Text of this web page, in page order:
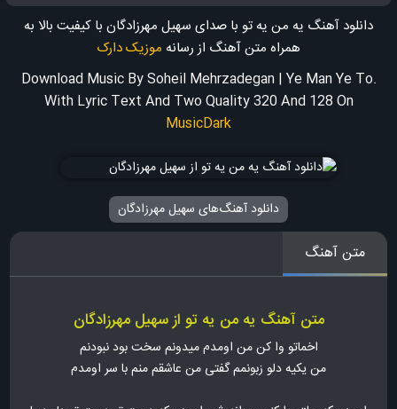
دانلود آهنگ یه من یه تو با صدای سهیل مهرزادگان با کیفیت بالا به
همراه متن آهنگ از رسانه موزیک دارک
Download Music By Soheil Mehrzadegan | Ye Man Ye To.
With Lyric Text And Two Quality 320 And 128 On
MusicDark
دانلود آهنگ‌های سهیل مهرزادگان
متن آهنگ
متن آهنگ یه من یه تو از سهیل مهرزادگان
اخماتو وا کن من اومدم میدونم سخت بود نبودنم
من یکیه دلو زبونمم گفتی من عاشقم منم با سر اومدم